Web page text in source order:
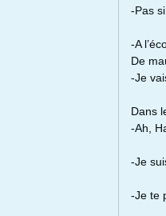
-Pas
-A
De
-Je
Dans
-Ah,
-Je
-Je te